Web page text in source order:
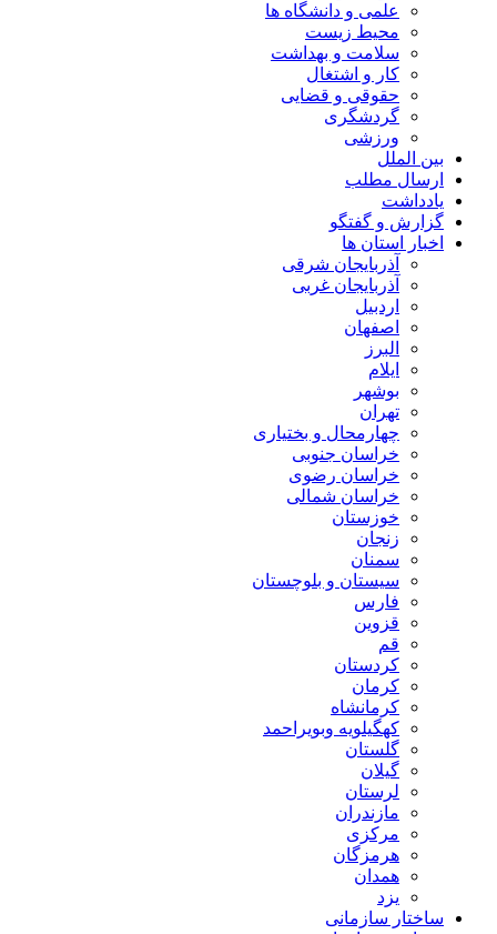
علمی و دانشگاه ها
محیط زیست
سلامت و بهداشت
کار و اشتغال
حقوقی و قضایی
گردشگری
ورزشی
بین الملل
ارسال مطلب
یادداشت
گزارش و گفتگو
اخبار استان ها
آذربایجان شرقی
آذربایجان غربی
اردبیل
اصفهان
البرز
ایلام
بوشهر
تهران
چهارمحال و بختیاری
خراسان جنوبی
خراسان رضوی
خراسان شمالی
خوزستان
زنجان
سمنان
سیستان و بلوچستان
فارس
قزوین
قم
کردستان
کرمان
کرمانشاه
کهگیلویه وبویراحمد
گلستان
گیلان
لرستان
مازندران
مرکزی
هرمزگان
همدان
یزد
ساختار سازمانی